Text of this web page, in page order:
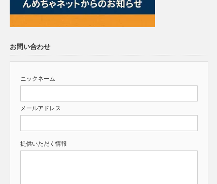
お問い合わせ
ニックネーム
メールアドレス
提供いただく情報